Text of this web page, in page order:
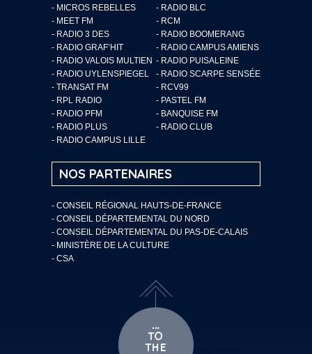
- MICROS REBELLES
- RADIO BLC
- MEET FM
- RCM
- RADIO 3 DES
- RADIO BOOMERANG
- RADIO GRAF’HIT
- RADIO CAMPUS AMIENS
- RADIO VALOIS MULTIEN - RADIO PUISALEINE
- RADIO UYLENSPIEGEL
- RADIO SCARPE SENSÉE
- TRANSAT FM
- RCV99
- RPL RADIO
- PASTEL FM
- RADIO PFM
- BANQUISE FM
- RADIO PLUS
- RADIO CLUB
- RADIO CAMPUS LILLE
NOS PARTENAIRES
- CONSEIL RÉGIONAL HAUTS-DE-FRANCE
- CONSEIL DÉPARTEMENTAL DU NORD
- CONSEIL DÉPARTEMENTAL DU PAS-DE-CALAIS
- MINISTÈRE DE LA CULTURE
- CSA